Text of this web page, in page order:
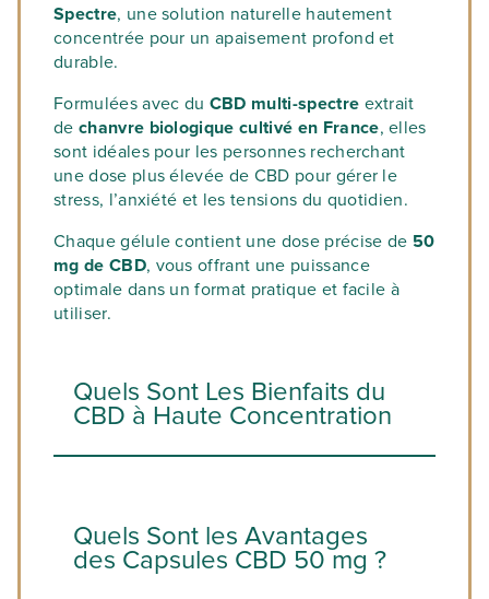
Spectre, une solution naturelle hautement
concentrée pour un apaisement profond et
durable.
Formulées avec du CBD multi-spectre extrait
de chanvre biologique cultivé en France, elles
sont idéales pour les personnes recherchant
une dose plus élevée de CBD pour gérer le
stress, l’anxiété et les tensions du quotidien.
Chaque gélule contient une dose précise de 50
mg de CBD, vous offrant une puissance
optimale dans un format pratique et facile à
utiliser.
Quels Sont Les Bienfaits du
CBD à Haute Concentration
naturellement présents dans le chanvre,
créant uneffet d’entourage qui maximise
Quels Sont les Avantages
des Capsules CBD 50 mg ?